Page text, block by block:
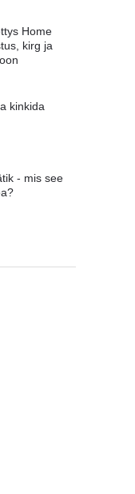
Home
kirg ja
kinkida
- mis see